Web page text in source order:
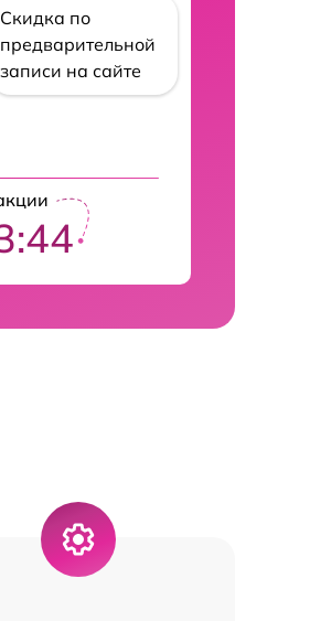
Скидка по
предварительной
записи на сайте